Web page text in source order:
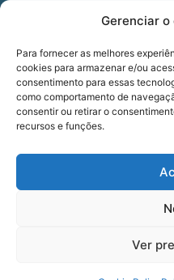
Gerenciar
Para fornecer as melhores
cookies para armazenar e/ou
consentimento para essas
como comportamento de
consentir ou retirar o
recursos e funções.
Ver
E-mail:
Telefone: (82) 9
Responsável
Rua do Sau -
© 2022 - 2026
direitos
five